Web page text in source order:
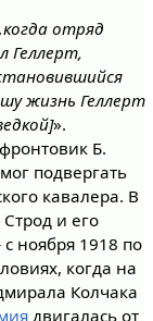
отряд
Геллерт,
жизнь Геллерт
».
Б.
подвергать
кавалера. В
и его
ноября 1918 по
когда на
Колчака
двигалась от